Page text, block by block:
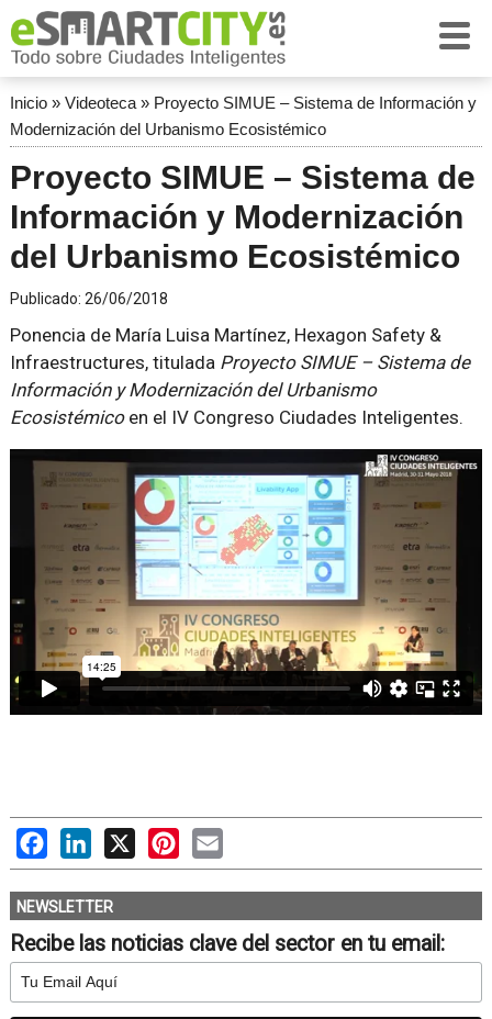
Inicio» Videoteca» Proyecto SIMUE – Sistema de Información y
Modernización del Urbanismo Ecosistémico
Proyecto SIMUE – Sistema de
Información y Modernización
del Urbanismo Ecosistémico
Publicado: 26/06/2018
Ponencia de María Luisa Martínez, Hexagon Safety &
Infraestructures, titulada Proyecto SIMUE – Sistema de
Información y Modernización del Urbanismo
Ecosistémicoen el IV Congreso Ciudades Inteligentes.
FacebookLinkedIn
X PinterestEmail
NEWSLETTER
Recibe las noticias clave del sector en tu email: